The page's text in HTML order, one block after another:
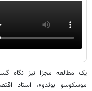
یک مطالعه مجزا نیز نگاه
موسکوسو بوئدو»، استاد